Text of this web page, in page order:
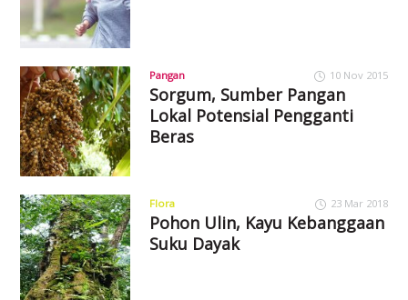
Pangan 10 Nov 2015
Sorgum, Sumber Pangan
Lokal Potensial Pengganti
Beras
Flora 23 Mar 2018
Pohon Ulin, Kayu Kebanggaan
Suku Dayak